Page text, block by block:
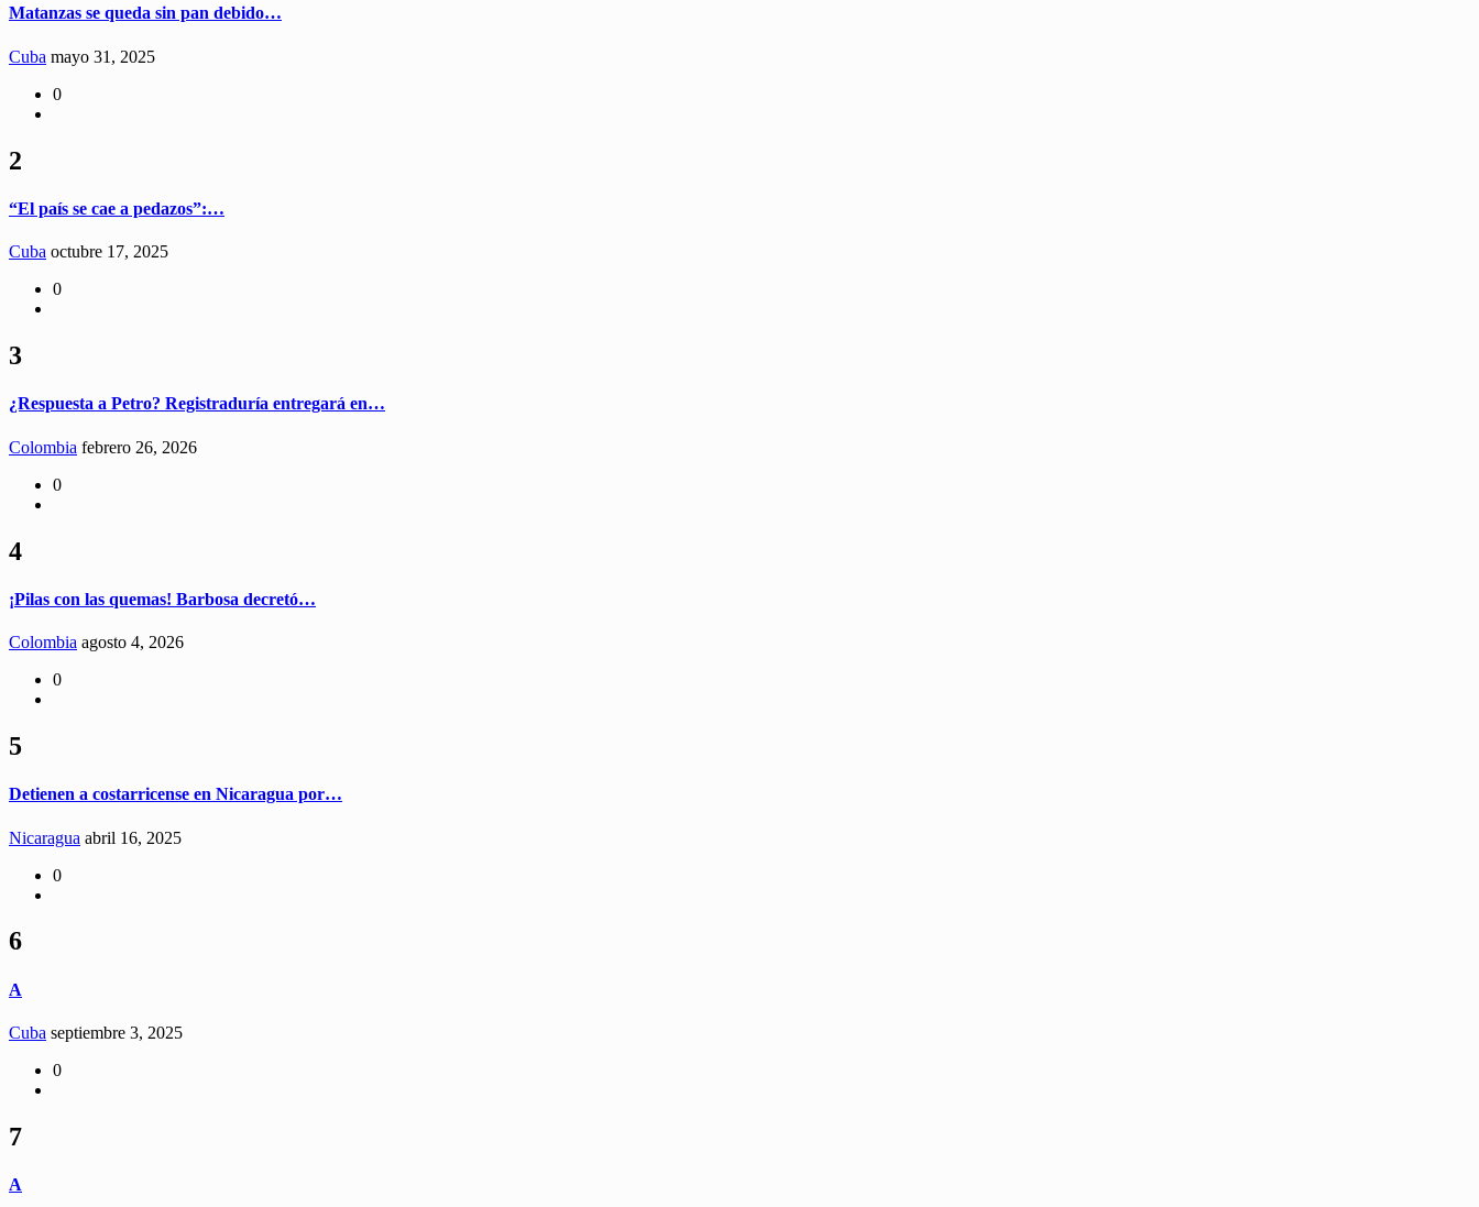
Matanzas se queda sin pan debido…
Cuba mayo 31, 2025
0
2
“El país se cae a pedazos”:…
Cuba octubre 17, 2025
0
3
¿Respuesta a Petro? Registraduría entregará en…
Colombia febrero 26, 2026
0
4
¡Pilas con las quemas! Barbosa decretó…
Colombia agosto 4, 2026
0
5
Detienen a costarricense en Nicaragua por…
Nicaragua abril 16, 2025
0
6
A
Cuba septiembre 3, 2025
0
7
A